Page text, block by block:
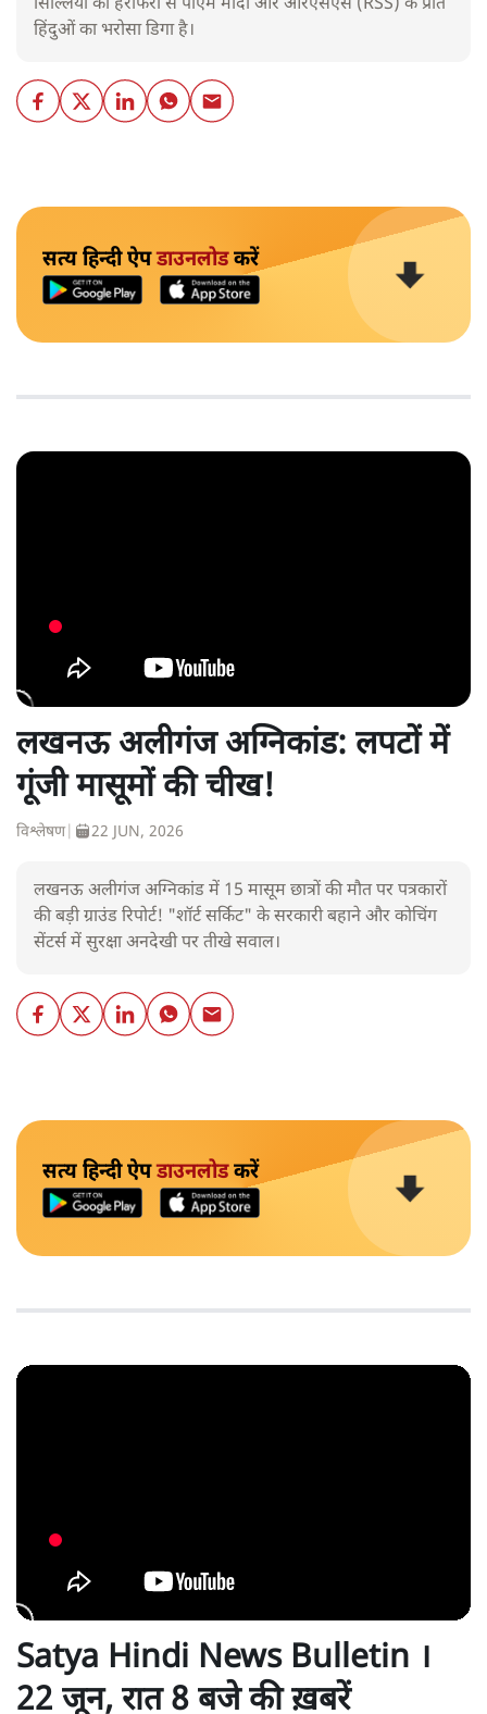
सिल्लियों की हेराफेरी से पीएम मोदी और आरएसएस (RSS) के प्रति
हिंदुओं का भरोसा डिगा है।
सत्य हिन्दी ऐपडाउनलोडकरें
लखनऊ अलीगंज अग्निकांड: लपटों में
गूंजी मासूमों की चीख!
विश्लेषण| 22 JUN, 2026
लखनऊ अलीगंज अग्निकांड में 15 मासूम छात्रों की मौत पर पत्रकारों
की बड़ी ग्राउंड रिपोर्ट! "शॉर्ट सर्किट" के सरकारी बहाने और कोचिंग
सेंटर्स में सुरक्षा अनदेखी पर तीखे सवाल।
सत्य हिन्दी ऐपडाउनलोडकरें
Satya Hindi News Bulletin ।
22 जून, रात 8 बजे की ख़बरें